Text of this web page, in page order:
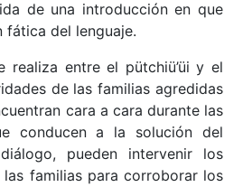
de una introducción en que
fática del lenguaje.
realiza entre el pütchiü’üi y el
de las familias agredidas
cara a cara durante las
conducen a la solución del
pueden intervenir los
familias para corroborar los